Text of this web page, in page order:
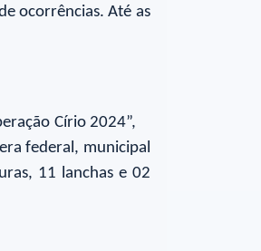
ocorrências. Até as
Círio 2024”,
federal, municipal
11 lanchas e 02